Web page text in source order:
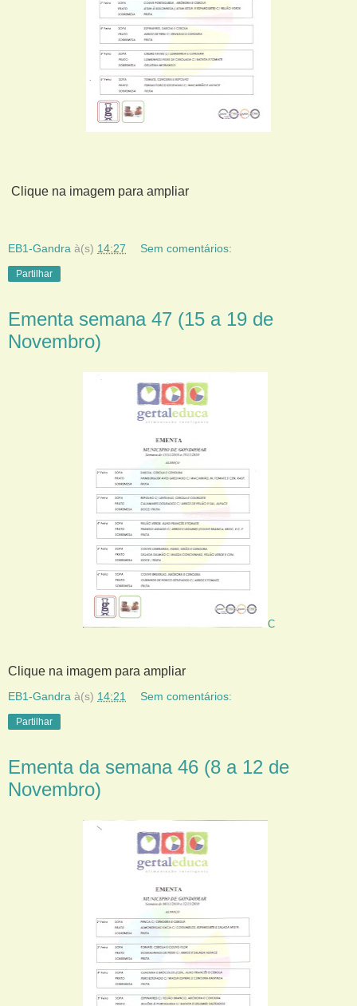
Clique na imagem para ampliar
EB1-Gandra à(s) 14:27 Sem comentários:
Partilhar
Ementa semana 47 (15 a 19 de
Novembro)
C
Clique na imagem para ampliar
EB1-Gandra à(s) 14:21 Sem comentários:
Partilhar
Ementa da semana 46 (8 a 12 de
Novembro)